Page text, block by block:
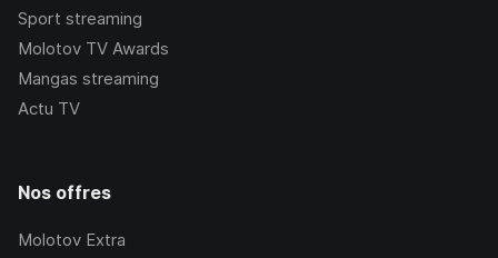
Sport streaming
Molotov TV Awards
Mangas streaming
Actu TV
Nos offres
Molotov Extra